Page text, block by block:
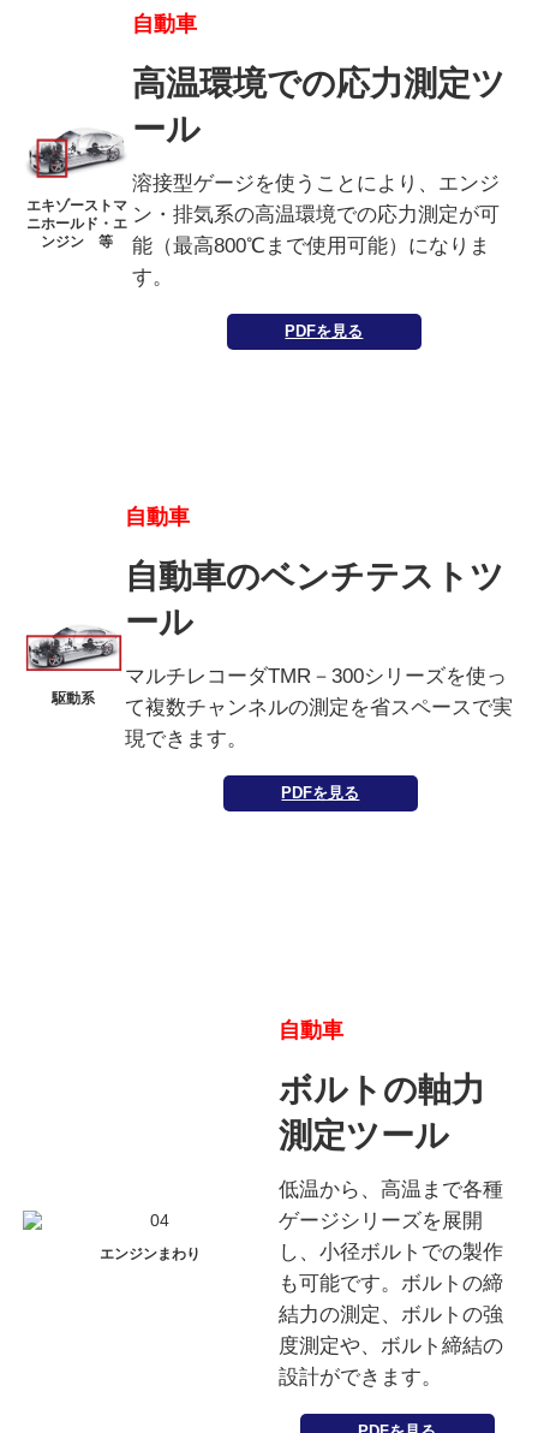
エキゾーストマ
ニホールド・エ
ンジン 等
自動車
高温環境での応力測定ツ
ール
溶接型ゲージを使うことにより、エンジ
ン・排気系の高温環境での応力測定が可
能（最高800℃まで使用可能）になりま
す。
PDFを見る
駆動系
自動車
自動車のベンチテストツ
ール
マルチレコーダTMR－300シリーズを使っ
て複数チャンネルの測定を省スペースで実
現できます。
PDFを見る
エンジンまわり
自動車
ボルトの軸力
測定ツール
低温から、高温まで各種
ゲージシリーズを展開
し、小径ボルトでの製作
も可能です。ボルトの締
結力の測定、ボルトの強
度測定や、ボルト締結の
設計ができます。